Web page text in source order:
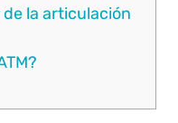
la articulación